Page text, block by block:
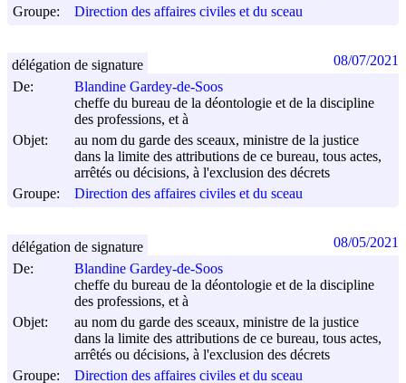
Groupe:
Direction des affaires civiles et du sceau
De:
Blandine Gardey-de-Soos
cheffe du bureau de la déontologie et de la discipline
des professions, et à
Objet:
au nom du garde des sceaux, ministre de la justice
dans la limite des attributions de ce bureau, tous actes,
arrêtés ou décisions, à l'exclusion des décrets
Groupe:
Direction des affaires civiles et du sceau
délégation de signature 08/07/2021
De:
Blandine Gardey-de-Soos
cheffe du bureau de la déontologie et de la discipline
des professions, et à
Objet:
au nom du garde des sceaux, ministre de la justice
dans la limite des attributions de ce bureau, tous actes,
arrêtés ou décisions, à l'exclusion des décrets
Groupe:
Direction des affaires civiles et du sceau
délégation de signature 08/05/2021